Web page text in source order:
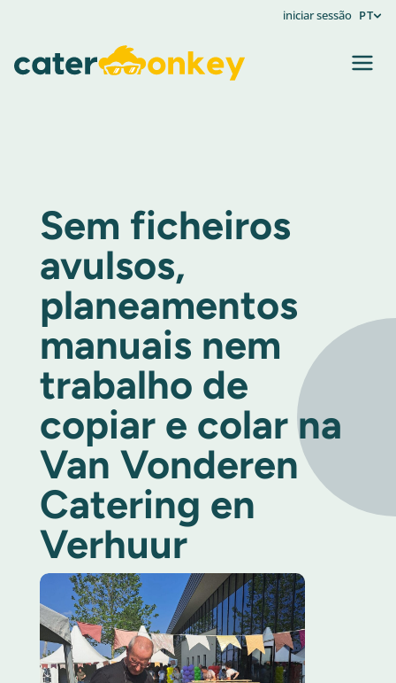
iniciar sessão PT
Sem ficheiros
avulsos,
planeamentos
manuais nem
trabalho de
copiar e colar na
Van Vonderen
Catering en
Verhuur